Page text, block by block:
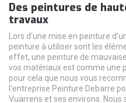
Des peintures de
travaux
Lors d'une mise en peinture
peinture à utiliser sont les
effet, une peinture de
vos matériaux est comme une
pour cela que nous vous
l'entreprise Peinture Debarre
Vuarrens et ses environs.